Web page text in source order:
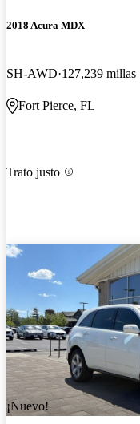
2018 Acura MDX
SH-AWD 127,239 millas
Fort Pierce, FL
Trato justo
¡Nuevo!